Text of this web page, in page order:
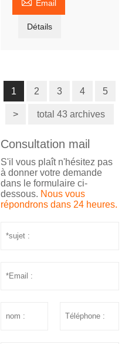
Email
Détails
1 2 3 4 5
> total 43 archives
Consultation mail
S'il vous plaît n'hésitez pas
à donner votre demande
dans le formulaire ci-
dessous. Nous vous
répondrons dans 24 heures.